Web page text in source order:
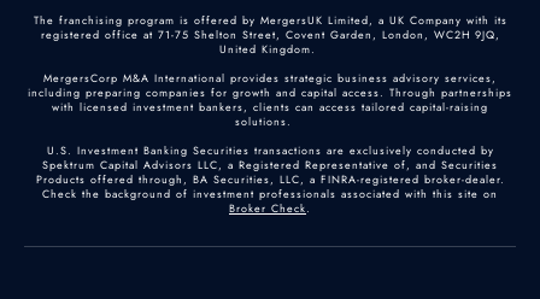
The franchising program is offered by MergersUK Limited, a UK Company with its
registered office at 71-75 Shelton Street, Covent Garden, London, WC2H 9JQ,
United Kingdom.
MergersCorp M&A International provides strategic business advisory services,
including preparing companies for growth and capital access. Through partnerships
with licensed investment bankers, clients can access tailored capital-raising
solutions.
U.S. Investment Banking Securities transactions are exclusively conducted by
Spektrum Capital Advisors LLC, a Registered Representative of, and Securities
Products offered through, BA Securities, LLC, a FINRA-registered broker-dealer.
Check the background of investment professionals associated with this site on
Broker Check.